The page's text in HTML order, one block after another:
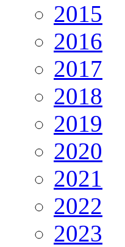
2015
2016
2017
2018
2019
2020
2021
2022
2023